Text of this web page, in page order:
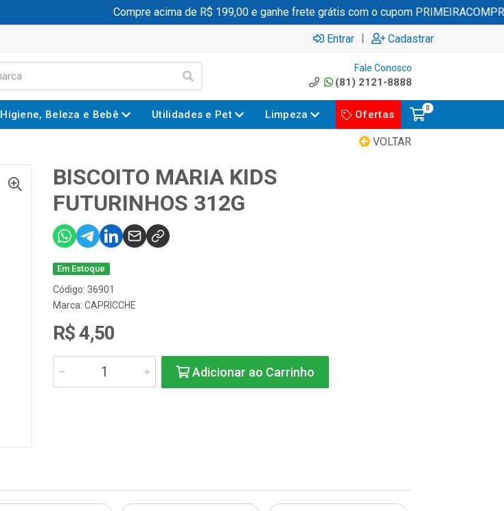
Compre acima de R$ 199,00 e ganhe frete grátis com o cupom PRIMEIRACOMPRA
Entrar | Cadastrar
Fale Conosco
(81) 2121-8888
Higiene, Beleza e Bebê Utilidades e Pet Limpeza Ofertas
0
VOLTAR
BISCOITO MARIA KIDS
FUTURINHOS 312G
Em Estoque
Código: 36901
Marca: CAPRICCHE
R$ 4,50
Adicionar ao Carrinho